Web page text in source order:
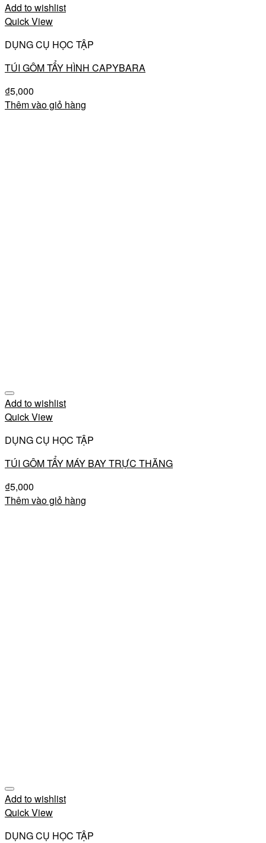
Add to wishlist
Quick View
DỤNG CỤ HỌC TẬP
TÚI GÔM TẨY HÌNH CAPYBARA
₫5,000
Thêm vào giỏ hàng
Add to wishlist
Quick View
DỤNG CỤ HỌC TẬP
TÚI GÔM TẨY MÁY BAY TRỰC THĂNG
₫5,000
Thêm vào giỏ hàng
Add to wishlist
Quick View
DỤNG CỤ HỌC TẬP